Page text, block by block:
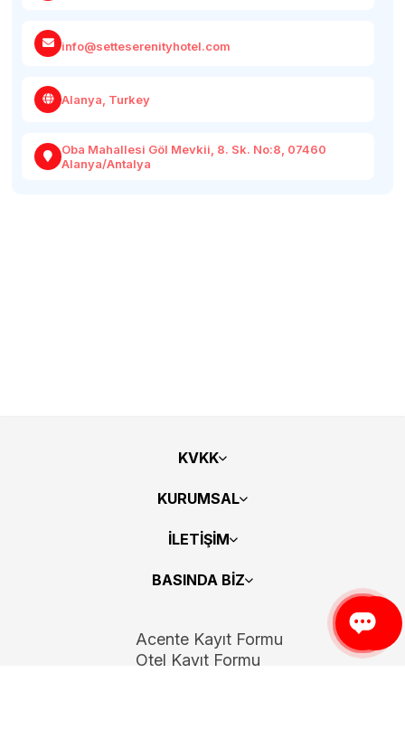
info@setteserenityhotel.com
Alanya, Turkey
Oba Mahallesi Göl Mevkii, 8. Sk. No:8, 07460
Alanya/Antalya
KVKK
KURUMSAL
İLETİŞİM
BASINDA BİZ
Acente Kayıt Formu
Otel Kayıt Formu